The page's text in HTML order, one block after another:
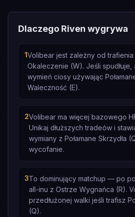
Dlaczego Riven wygrywa
1Volibear jest zależny od trafienia
Okaleczenie (W). Jeśli spudłuje,
wymień ciosy używając
Waleczność (E).
2Volibear ma więcej bazowego
Unikaj dłuższych tradeów i
wymiany z Połamane Skrzydła
wycofanie.
3To dominujący matchup — po
all-inu z Ostrze Wygnańca (R).
przedłużonej walki jeśli trafisz
(Q).